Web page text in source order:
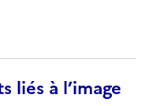
liés à l’image